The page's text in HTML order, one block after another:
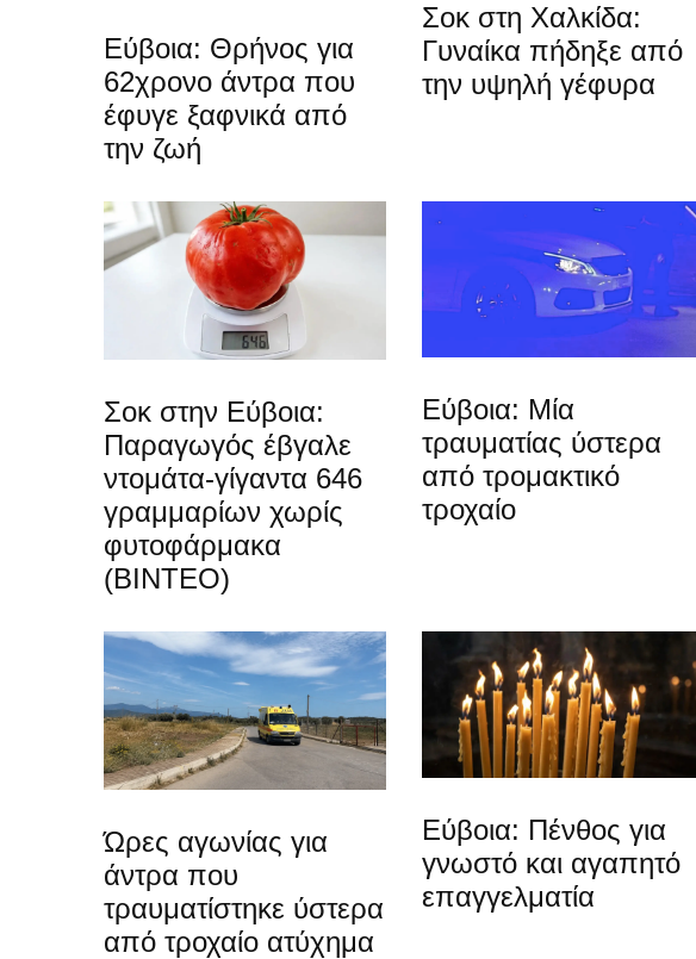
Εύβοια: Θρήνος για
62χρονο άντρα που
έφυγε ξαφνικά από
την ζωή
Σοκ στη Χαλκίδα:
Γυναίκα πήδηξε από
την υψηλή γέφυρα
Σοκ στην Εύβοια:
Παραγωγός έβγαλε
ντομάτα-γίγαντα 646
γραμμαρίων χωρίς
φυτοφάρμακα
(ΒΙΝΤΕΟ)
Εύβοια: Μία
τραυματίας ύστερα
από τρομακτικό
τροχαίο
Ώρες αγωνίας για
άντρα που
τραυματίστηκε ύστερα
από τροχαίο ατύχημα
Εύβοια: Πένθος για
γνωστό και αγαπητό
επαγγελματία